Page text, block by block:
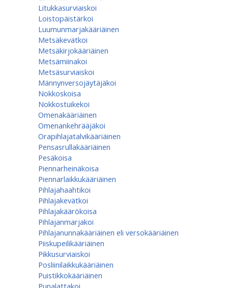
Litukkasurviaiskoi
Loistopäistärkoi
Luumunmarjakääriäinen
Metsäkevätkoi
Metsäkirjokääriäinen
Metsämiinakoi
Metsäsurviaiskoi
Männynversojäytäjäkoi
Nokkoskoisa
Nokkostuikekoi
Omenakääriäinen
Omenan­kehrääjä­koi
Orapihlajatalvikääriäinen
Pensasrullakääriäinen
Pesäkoisa
Piennarheinäkoisa
Piennarlaikkukääriäinen
Pihlajahaahtikoi
Pihlajakevätkoi
Pihlajakäärökoisa
Pihlajanmarjakoi
Pihlajanunnakääriäinen eli versokääriäinen
Piiskupeilikääriäinen
Pikkusurviaiskoi
Posliinilaikkukääriäinen
Puistikkokääriäinen
Punalattakoi